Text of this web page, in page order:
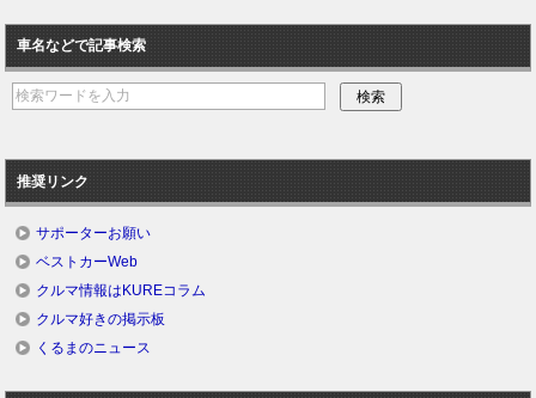
車名などで記事検索
推奨リンク
サポーターお願い
ベストカーWeb
クルマ情報はKUREコラム
クルマ好きの掲示板
くるまのニュース